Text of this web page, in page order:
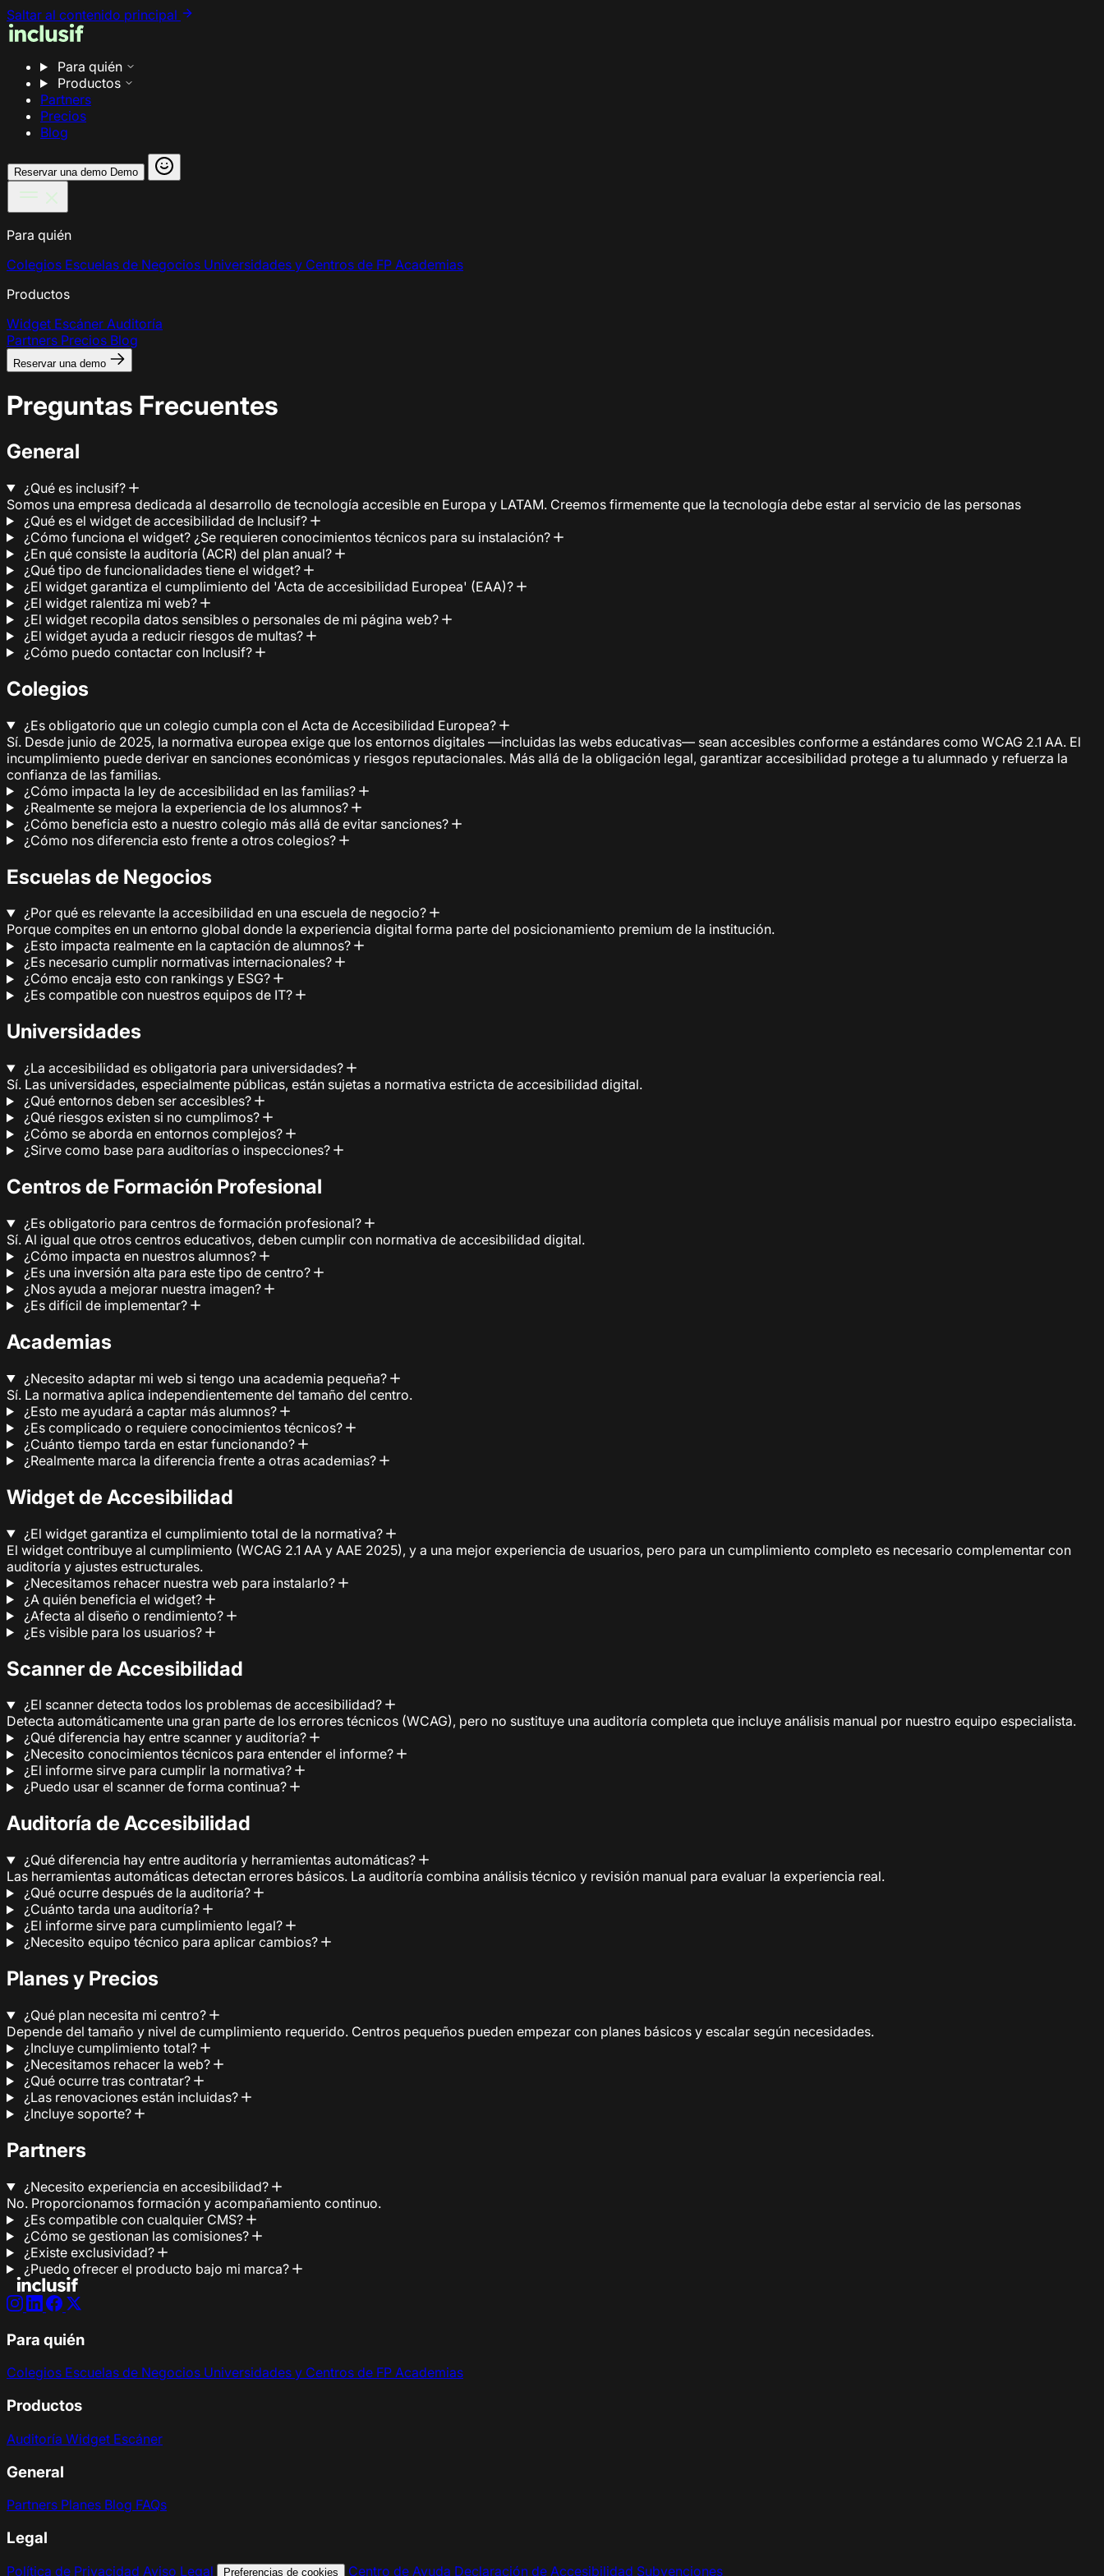
Saltar al contenido principal
Para quién
Productos
Partners
Precios
Blog
Reservar una demo Demo
Para quién
Colegios Escuelas de Negocios Universidades y Centros de FP Academias
Productos
Widget Escáner Auditoría
Partners Precios Blog
Reservar una demo
Preguntas Frecuentes
General
¿Qué es inclusif?
Somos una empresa dedicada al desarrollo de tecnología accesible en Europa y LATAM. Creemos firmemente que la tecnología debe estar al servicio de las personas
¿Qué es el widget de accesibilidad de Inclusif?
¿Cómo funciona el widget? ¿Se requieren conocimientos técnicos para su instalación?
¿En qué consiste la auditoría (ACR) del plan anual?
¿Qué tipo de funcionalidades tiene el widget?
¿El widget garantiza el cumplimiento del 'Acta de accesibilidad Europea' (EAA)?
¿El widget ralentiza mi web?
¿El widget recopila datos sensibles o personales de mi página web?
¿El widget ayuda a reducir riesgos de multas?
¿Cómo puedo contactar con Inclusif?
Colegios
¿Es obligatorio que un colegio cumpla con el Acta de Accesibilidad Europea?
Sí. Desde junio de 2025, la normativa europea exige que los entornos digitales —incluidas las webs educativas— sean accesibles conforme a estándares como WCAG 2.1 AA. El
incumplimiento puede derivar en sanciones económicas y riesgos reputacionales. Más allá de la obligación legal, garantizar accesibilidad protege a tu alumnado y refuerza la
confianza de las familias.
¿Cómo impacta la ley de accesibilidad en las familias?
¿Realmente se mejora la experiencia de los alumnos?
¿Cómo beneficia esto a nuestro colegio más allá de evitar sanciones?
¿Cómo nos diferencia esto frente a otros colegios?
Escuelas de Negocios
¿Por qué es relevante la accesibilidad en una escuela de negocio?
Porque compites en un entorno global donde la experiencia digital forma parte del posicionamiento premium de la institución.
¿Esto impacta realmente en la captación de alumnos?
¿Es necesario cumplir normativas internacionales?
¿Cómo encaja esto con rankings y ESG?
¿Es compatible con nuestros equipos de IT?
Universidades
¿La accesibilidad es obligatoria para universidades?
Sí. Las universidades, especialmente públicas, están sujetas a normativa estricta de accesibilidad digital.
¿Qué entornos deben ser accesibles?
¿Qué riesgos existen si no cumplimos?
¿Cómo se aborda en entornos complejos?
¿Sirve como base para auditorías o inspecciones?
Centros de Formación Profesional
¿Es obligatorio para centros de formación profesional?
Sí. Al igual que otros centros educativos, deben cumplir con normativa de accesibilidad digital.
¿Cómo impacta en nuestros alumnos?
¿Es una inversión alta para este tipo de centro?
¿Nos ayuda a mejorar nuestra imagen?
¿Es difícil de implementar?
Academias
¿Necesito adaptar mi web si tengo una academia pequeña?
Sí. La normativa aplica independientemente del tamaño del centro.
¿Esto me ayudará a captar más alumnos?
¿Es complicado o requiere conocimientos técnicos?
¿Cuánto tiempo tarda en estar funcionando?
¿Realmente marca la diferencia frente a otras academias?
Widget de Accesibilidad
¿El widget garantiza el cumplimiento total de la normativa?
El widget contribuye al cumplimiento (WCAG 2.1 AA y AAE 2025), y a una mejor experiencia de usuarios, pero para un cumplimiento completo es necesario complementar con
auditoría y ajustes estructurales.
¿Necesitamos rehacer nuestra web para instalarlo?
¿A quién beneficia el widget?
¿Afecta al diseño o rendimiento?
¿Es visible para los usuarios?
Scanner de Accesibilidad
¿El scanner detecta todos los problemas de accesibilidad?
Detecta automáticamente una gran parte de los errores técnicos (WCAG), pero no sustituye una auditoría completa que incluye análisis manual por nuestro equipo especialista.
¿Qué diferencia hay entre scanner y auditoría?
¿Necesito conocimientos técnicos para entender el informe?
¿El informe sirve para cumplir la normativa?
¿Puedo usar el scanner de forma continua?
Auditoría de Accesibilidad
¿Qué diferencia hay entre auditoría y herramientas automáticas?
Las herramientas automáticas detectan errores básicos. La auditoría combina análisis técnico y revisión manual para evaluar la experiencia real.
¿Qué ocurre después de la auditoría?
¿Cuánto tarda una auditoría?
¿El informe sirve para cumplimiento legal?
¿Necesito equipo técnico para aplicar cambios?
Planes y Precios
¿Qué plan necesita mi centro?
Depende del tamaño y nivel de cumplimiento requerido. Centros pequeños pueden empezar con planes básicos y escalar según necesidades.
¿Incluye cumplimiento total?
¿Necesitamos rehacer la web?
¿Qué ocurre tras contratar?
¿Las renovaciones están incluidas?
¿Incluye soporte?
Partners
¿Necesito experiencia en accesibilidad?
No. Proporcionamos formación y acompañamiento continuo.
¿Es compatible con cualquier CMS?
¿Cómo se gestionan las comisiones?
¿Existe exclusividad?
¿Puedo ofrecer el producto bajo mi marca?
Para quién
Colegios Escuelas de Negocios Universidades y Centros de FP Academias
Productos
Auditoría Widget Escáner
General
Partners Planes Blog FAQs
Legal
Política de Privacidad Aviso Legal Preferencias de cookies Centro de Ayuda Declaración de Accesibilidad Subvenciones